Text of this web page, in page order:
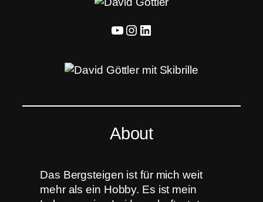
YouTube Instagram LinkedIn
About
Das Bergsteigen ist für mich weit
mehr als ein Hobby. Es ist mein